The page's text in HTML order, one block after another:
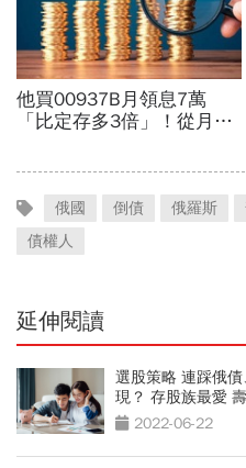
俄國 倒債 俄羅斯
債權人
延伸閱讀
選股策略 連踩俄
現？ 存股族最愛
2022-06-22